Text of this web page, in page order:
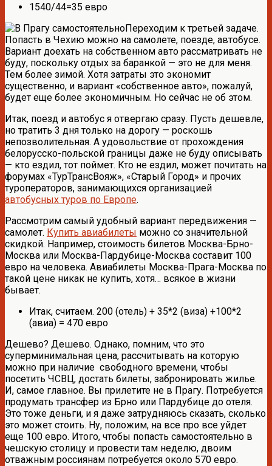
1540/44=35 евро
Переходим к третьей задаче.
Попасть в Чехию можно на самолете, поезде, автобусе.
Вариант доехать на собственном авто рассматривать не
буду, поскольку отдых за баранкой — это не для меня.
Тем более зимой. Хотя затраты это экономит
существенно, и вариант «собственное авто», пожалуй,
будет еще более экономичным. Но сейчас не об этом.
Итак, поезд и автобус я отвергаю сразу. Пусть дешевле,
но тратить 3 дня только на дорогу — роскошь
непозволительная. А удовольствие от прохождения
белорусско-польской границы даже не буду описывать
— кто ездил, тот поймет. Кто не ездил, может почитать на
форумах «ТурТрансВояж», «Старый Город» и прочих
туроператоров, занимающихся организацией
автобусных туров по Европе.
Рассмотрим самый удобный вариант передвижения —
самолет. Купить авиабилеты можно со значительной
скидкой. Например, стоимость билетов Москва-Брно-
Москва или Москва-Пардубице-Москва составит 100
евро на человека. Авиабилеты Москва-Прага-Москва по
такой цене никак не купить, хотя… всякое в жизни
бывает.
Итак, считаем. 200 (отель) + 35*2 (виза) +100*2
(авиа) = 470 евро
Дешево? Дешево. Однако, помним, что это
суперминимальная цена, рассчитывать на которую
можно при наличие свободного времени, чтобы
посетить ЧСВЦ, достать билеты, забронировать жилье.
И, самое главное. Вы прилетите не в Прагу. Потребуется
продумать трансфер из Брно или Пардубице до отеля.
Это тоже деньги, и я даже затрудняюсь сказать, сколько
это может стоить. Ну, положим, на все про все уйдет
еще 100 евро. Итого, чтобы попасть самостоятельно в
чешскую столицу и провести там неделю, двоим
отважным россиянам потребуется около 570 евро.